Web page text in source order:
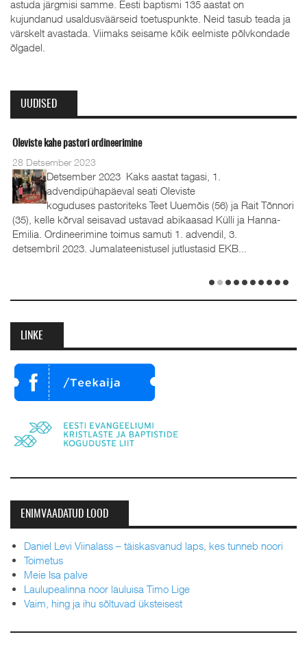
astuda järgmisi samme. Eesti baptismi 135 aastat on
kujundanud usaldusväärseid toetuspunkte. Neid tasub teada ja
värskelt avastada. Viimaks seisame kõik eelmiste põlvkondade
õlgadel.
UUDISED
Oleviste kahe pastori ordineerimine
28 Detsember 2023
Detsember 2023 Kaks aastat tagasi, 1.
advendipühapäeval seati Oleviste
koguduses pastoriteks Teet Uuemõis (56) ja Rait Tõnnori
(35), kelle kõrval seisavad ustavad abikaasad Külli ja Hanna-
Emilia. Ordineerimine toimus samuti 1. advendil, 3.
detsembril 2023. Jumalateenistusel jutlustasid EKB...
LINKE
ENIMVAADATUD LOOD
Daniel Levi Viinalass – täiskasvanud laps, kes tunneb noori
Toimetus
Meie Isa palve
Laulupealinna noor lauluisa Timo Lige
Vaim, hing ja ihu sõltuvad üksteisest